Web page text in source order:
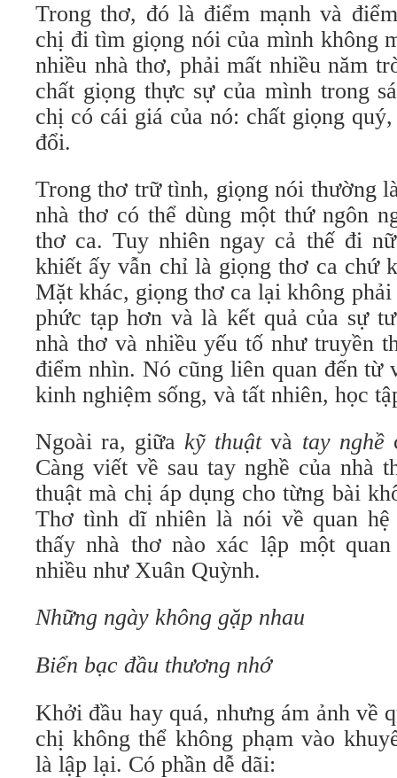
Trong thơ, đó là điểm mạnh và
chị đi tìm giọng nói của mình không
nhiều nhà thơ, phải mất nhiều năm
chất giọng thực sự của mình trong
chị có cái giá của nó: chất giọng
đổi.
Trong thơ trữ tình, giọng nói thường
nhà thơ có thể dùng một thứ ngôn
thơ ca. Tuy nhiên ngay cả thế đi
khiết ấy vẫn chỉ là giọng thơ ca chứ
Mặt khác, giọng thơ ca lại không
phức tạp hơn và là kết quả của sự
nhà thơ và nhiều yếu tố như truyền
điểm nhìn. Nó cũng liên quan đến từ
kinh nghiệm sống, và tất nhiên, học
Ngoài ra, giữakỹ thuậtvà tay nghề
Càng viết về sau tay nghề của nhà
thuật mà chị áp dụng cho từng bài
Thơ tình dĩ nhiên là nói về quan
thấy nhà thơ nào xác lập một
nhiều như Xuân Quỳnh.
Những ngày không gặp nhau
Biển bạc đầu thương nhớ
Khởi đầu hay quá, nhưng ám ảnh về
chị không thể không phạm vào
là lập lại. Có phần dễ dãi: